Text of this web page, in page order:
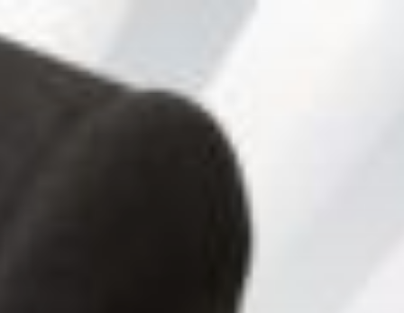
к
содержимому